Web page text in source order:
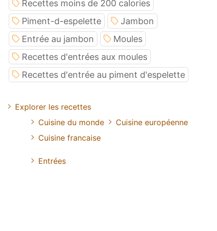
Recettes moins de 200 calories
Piment-d-espelette
Jambon
Entrée au jambon
Moules
Recettes d'entrées aux moules
Recettes d'entrée au piment d'espelette
Explorer les recettes
Cuisine du monde
Cuisine européenne
Cuisine francaise
Entrées